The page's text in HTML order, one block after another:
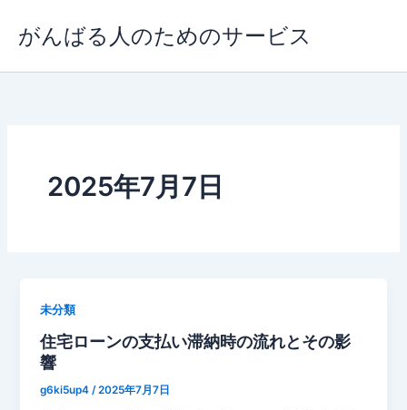
ス
がんばる人のためのサービス
2025年7月7日
未分類
住宅ローンの支払い滞納時の流れとその影
響
g6ki5up4 /2025年7月7日